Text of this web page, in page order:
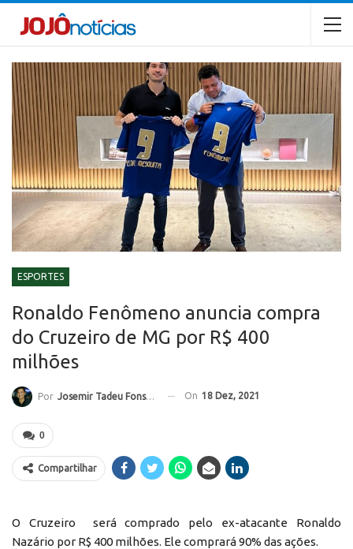
ESPORTES
Ronaldo Fenômeno anuncia compra
do Cruzeiro de MG por R$ 400
milhões
Por Josemir Tadeu Fonseca On 18 Dez, 2021
0
Compartilhar
O Cruzeiro será comprado pelo ex-atacante Ronaldo
Nazário por R$ 400 milhões. Ele comprará 90% das ações.